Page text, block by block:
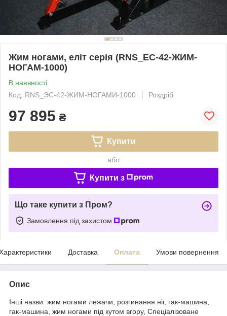
Жим ногами, еліт серія (RNS_ЕС-42-ЖИМ-
НОГАМ-1000)
В наявності
Код: RNS_ЭС-42-ЖИМ-НОГАМИ-1000
Роздріб
97 895 ₴
Купити
або
Купити з
Що таке купити з Пром?
Замовлення під захистом
Доставка Оплата Умови повернення
Опис
Інші назви: жим ногами лежачи, розгинання ніг, гак-машина,
гак-машина, жим ногами під кутом вгору, Спеціалізоване